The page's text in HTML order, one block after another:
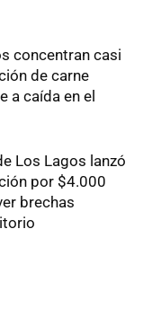
concentran casi
de carne
a caída en el
Los Lagos lanzó
por $4.000
brechas